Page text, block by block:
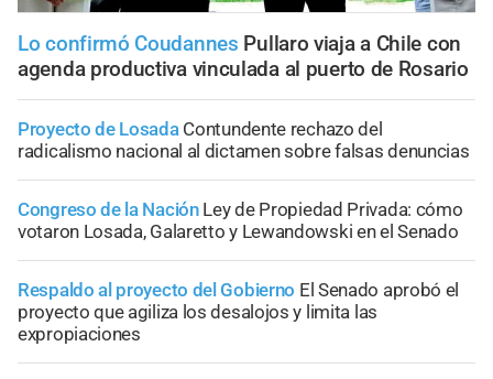
Lo confirmó Coudannes Pullaro viaja a Chile con
agenda productiva vinculada al puerto de Rosario
Proyecto de Losada Contundente rechazo del
radicalismo nacional al dictamen sobre falsas denuncias
Congreso de la Nación Ley de Propiedad Privada: cómo
votaron Losada, Galaretto y Lewandowski en el Senado
Respaldo al proyecto del Gobierno El Senado aprobó el
proyecto que agiliza los desalojos y limita las
expropiaciones